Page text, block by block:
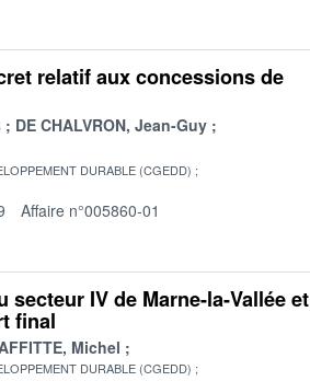
relatif aux concessions de
DE CHALVRON, Jean-Guy
DURABLE (CGEDD)
Affaire n°005860-01
IV de Marne-la-Vallée et
final
Michel
DURABLE (CGEDD)